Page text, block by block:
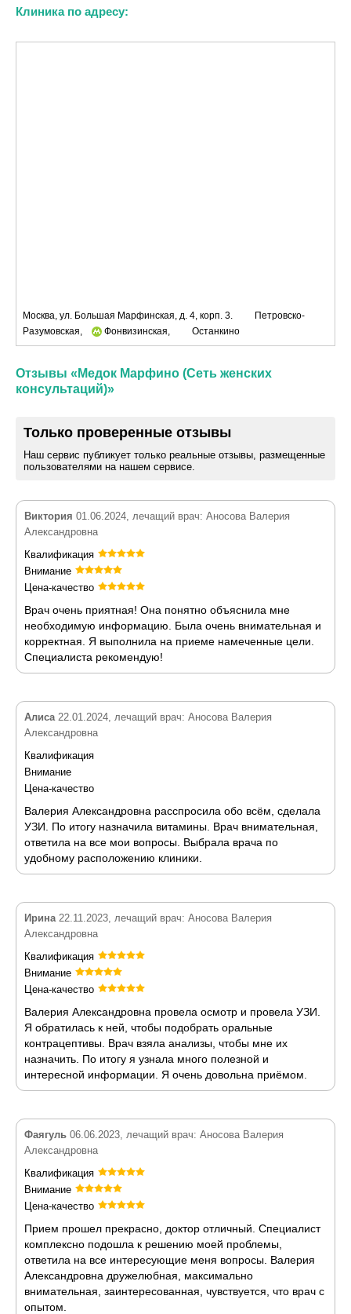
Клиника по адресу:
Москва, ул. Большая Марфинская, д. 4, корп. 3.
Петровско-
Разумовская,
Фонвизинская, Останкино
Отзывы «Медок Марфино (Сеть женских
консультаций)»
Только проверенные отзывы
Наш сервис публикует только реальные отзывы, размещенные
пользователями на нашем сервисе.
Виктория 01.06.2024, лечащий врач: Аносова Валерия
Александровна
Квалификация
Внимание
Цена-качество
Врач очень приятная! Она понятно объяснила мне
необходимую информацию. Была очень внимательная и
корректная. Я выполнила на приеме намеченные цели.
Специалиста рекомендую!
Алиса22.01.2024, лечащий врач: Аносова Валерия
Александровна
Квалификация
Внимание
Цена-качество
Валерия Александровна расспросила обо всём, сделала
УЗИ. По итогу назначила витамины. Врач внимательная,
ответила на все мои вопросы. Выбрала врача по
удобному расположению клиники.
Ирина22.11.2023, лечащий врач: Аносова Валерия
Александровна
Квалификация
Внимание
Цена-качество
Валерия Александровна провела осмотр и провела УЗИ.
Я обратилась к ней, чтобы подобрать оральные
контрацептивы. Врач взяла анализы, чтобы мне их
назначить. По итогу я узнала много полезной и
интересной информации. Я очень довольна приёмом.
Фаягуль 06.06.2023, лечащий врач: Аносова Валерия
Александровна
Квалификация
Внимание
Цена-качество
Прием прошел прекрасно, доктор отличный. Специалист
комплексно подошла к решению моей проблемы,
ответила на все интересующие меня вопросы. Валерия
Александровна дружелюбная, максимально
внимательная, заинтересованная, чувствуется, что врач с
опытом.